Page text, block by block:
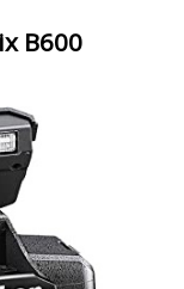
B600